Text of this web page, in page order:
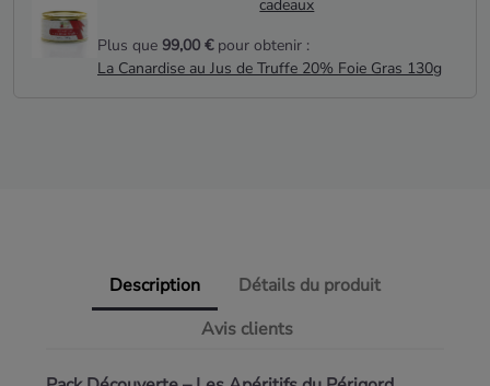
cadeaux
Plus que 99,00 €pour obtenir :
La Canardise au Jus de Truffe 20% Foie Gras 130g
Description
Détails du produit
Avis clients